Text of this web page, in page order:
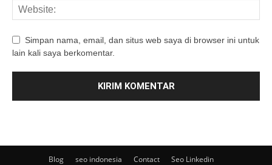
Simpan nama, email, dan situs web saya di browser ini untuk
lain kali saya berkomentar.
Blog seo indonesia Contact
Seo Linkedin